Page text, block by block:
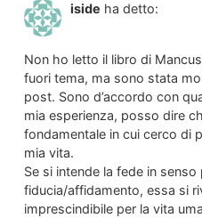
iside ha detto:
Non ho letto il libro di
fuori tema, ma sono stata
post. Sono d’accordo con
mia esperienza, posso dire
fondamentale in cui cerco di
mia vita.
Se si intende la fede in
fiducia/affidamento, essa si
imprescindibile per la vita